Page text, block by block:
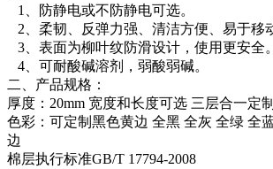
1、防静电或不防静电可选。
2、柔韧、反弹力强、清洁方便、易于移
3、表面为柳叶纹防滑设计，使用更安全。
4、可耐酸碱溶剂，弱酸弱碱。
二、产品规格：
厚度：20mm 宽度和长度可选 三层合一定制
色彩：可定制黑色黄边 全黑 全灰 全绿 全
边
棉层执行标准GB/T 17794-2008